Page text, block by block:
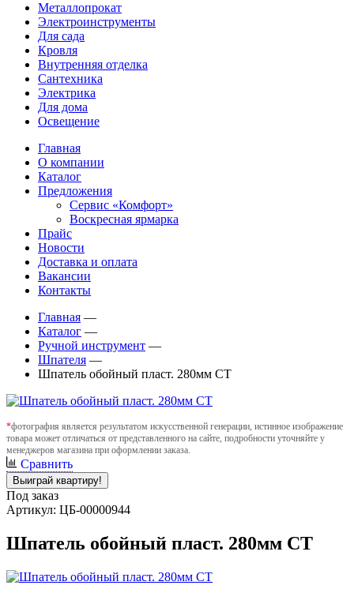
Металлопрокат
Электроинструменты
Для сада
Кровля
Внутренняя отделка
Сантехника
Электрика
Для дома
Освещение
Главная
О компании
Каталог
Предложения
Сервис «Комфорт»
Воскресная ярмарка
Прайс
Новости
Доставка и оплата
Вакансии
Контакты
Главная —
Каталог —
Ручной инструмент —
Шпателя —
Шпатель обойный пласт. 280мм СТ
*фотография является результатом искусственной генерации, истинное изображение
товара может отличаться от представленного на сайте, подробности уточняйте у
менеджеров магазина при оформлении заказа.
Сравнить
Выиграй квартиру!
Под заказ
Артикул: ЦБ-00000944
Шпатель обойный пласт. 280мм СТ